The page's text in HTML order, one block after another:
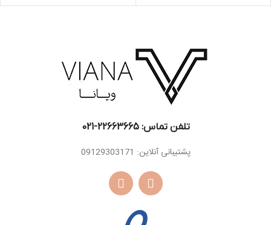
میانی
گل سوسن
برزیلی ، وانیل ، خزه
درخت بلوط
میانی
سدر ، لابدانیوم
عود
تلفن تماس: 22663665-021​
پشتیبانی آنلاین: 09129303171